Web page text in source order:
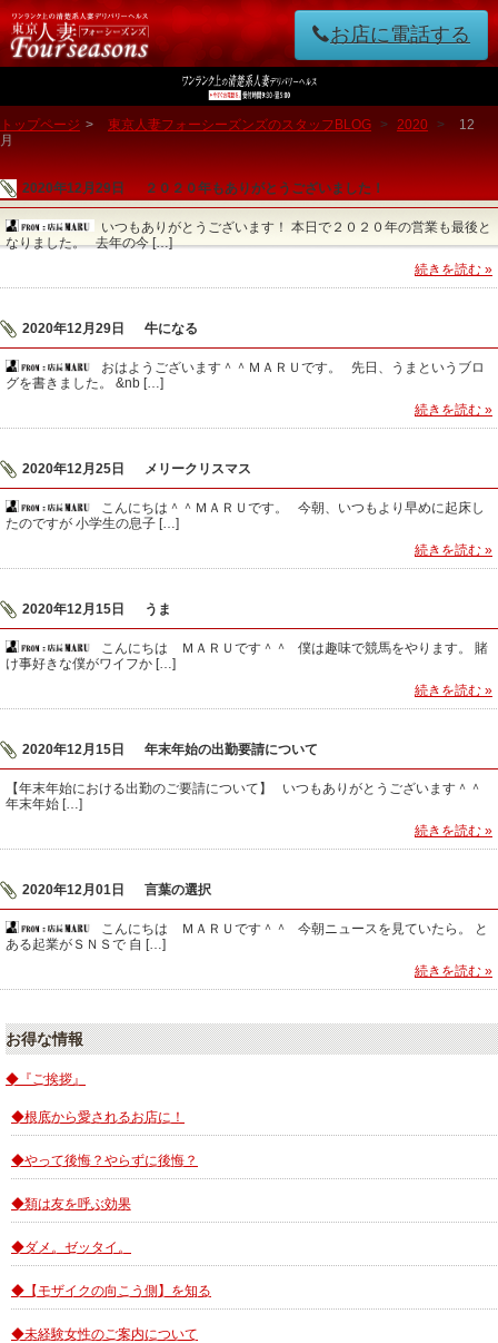
お店に電話する
トップページ > 東京人妻フォーシーズンズのスタッフBLOG > 2020 >
12
月
2020年12月29日 ２０２０年もありがとうございました！
いつもありがとうございます！ 本日で２０２０年の営業も最後と
なりました。 去年の今 […]
続きを読む »
2020年12月29日 牛になる
おはようございます＾＾ＭＡＲＵです。 先日、うまというブロ
グを書きました。 &nb […]
続きを読む »
2020年12月25日 メリークリスマス
こんにちは＾＾ＭＡＲＵです。 今朝、いつもより早めに起床し
たのですが 小学生の息子 […]
続きを読む »
2020年12月15日 うま
こんにちは ＭＡＲＵです＾＾ 僕は趣味で競馬をやります。 賭
け事好きな僕がワイフか […]
続きを読む »
2020年12月15日 年末年始の出勤要請について
【年末年始における出勤のご要請について】 いつもありがとうございます＾＾
年末年始 […]
続きを読む »
2020年12月01日 言葉の選択
こんにちは ＭＡＲＵです＾＾ 今朝ニュースを見ていたら。 と
ある起業がＳＮＳで 自 […]
続きを読む »
お得な情報
◆『ご挨拶』
◆根底から愛されるお店に！
◆やって後悔？やらずに後悔？
◆類は友を呼ぶ効果
◆ダメ。ゼッタイ。
◆【モザイクの向こう側】を知る
◆未経験女性のご案内について